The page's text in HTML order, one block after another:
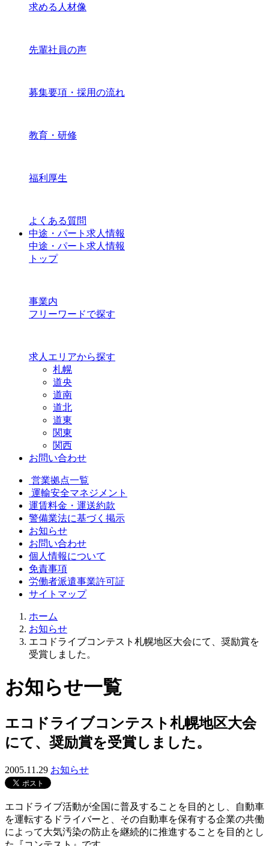
求める人材像
先輩社員の声
募集要項・採用の流れ
教育・研修
福利厚生
よくある質問
中途・パート求人情報
中途・パート求人情報
トップ
事業内
フリーワードで探す
求人エリアから探す
札幌
道央
道南
道北
道東
関東
関西
お問い合わせ
営業拠点一覧
運輸安全マネジメント
運賃料金・運送約款
警備業法に基づく掲示
お知らせ
お問い合わせ
個人情報について
免責事項
労働者派遣事業許可証
サイトマップ
ホーム
お知らせ
エコドライブコンテスト札幌地区大会にて、奨励賞を
受賞しました。
お知らせ一覧
エコドライブコンテスト札幌地区大会
にて、奨励賞を受賞しました。
2005.11.29 お知らせ
エコドライブ活動が全国に普及することを目的とし、自動車
を運転するドライバーと、その自動車を保有する企業の共働
によって大気汚染の防止を継続的に推進することを目的とし